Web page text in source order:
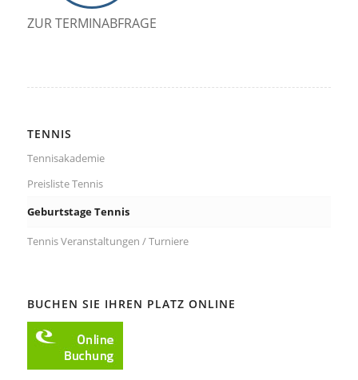
ZUR TERMINABFRAGE
TENNIS
Tennisakademie
Preisliste Tennis
Geburtstage Tennis
Tennis Veranstaltungen / Turniere
BUCHEN SIE IHREN PLATZ ONLINE